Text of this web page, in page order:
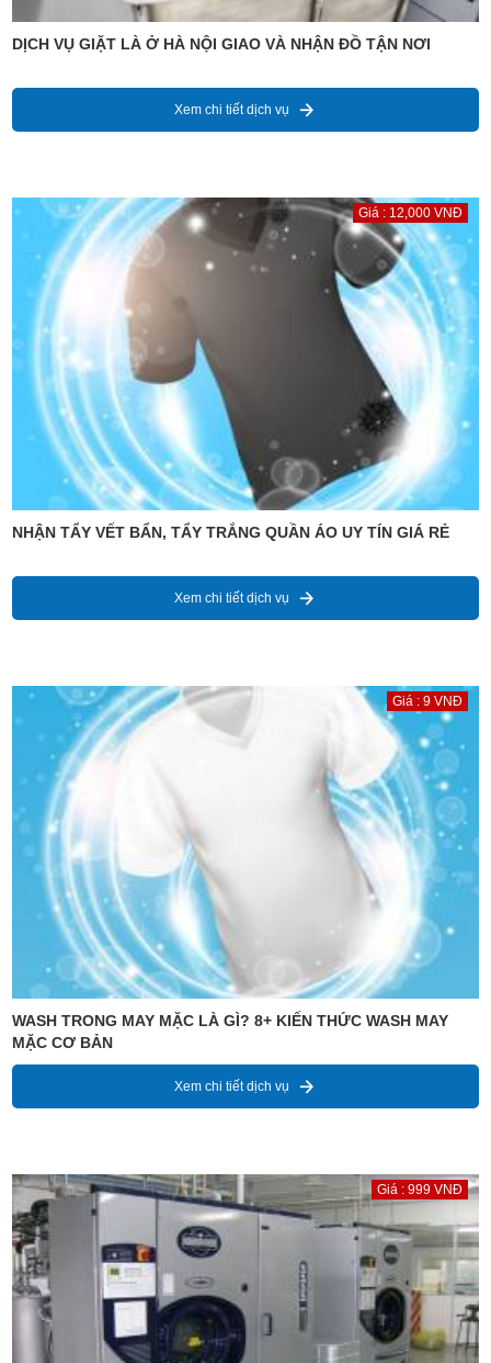
DỊCH VỤ GIẶT LÀ Ở HÀ NỘI GIAO VÀ NHẬN ĐỒ TẬN NƠI
Xem chi tiết dịch vụ
Giá : 12,000 VNĐ
NHẬN TẨY VẾT BẨN, TẨY TRẮNG QUẦN ÁO UY TÍN GIÁ RẺ
Xem chi tiết dịch vụ
Giá : 9 VNĐ
WASH TRONG MAY MẶC LÀ GÌ? 8+ KIẾN THỨC WASH MAY
MẶC CƠ BẢN
Xem chi tiết dịch vụ
Giá : 999 VNĐ